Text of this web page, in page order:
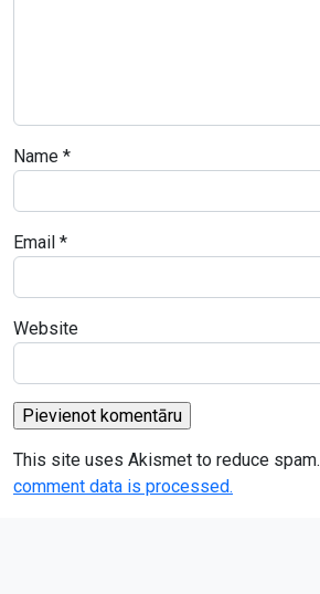
Name *
Email *
Website
This site uses Akismet to reduce spam.
comment data is processed.